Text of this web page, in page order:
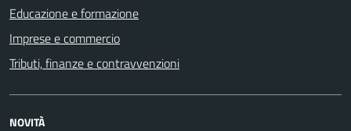
Educazione e formazione
Imprese e commercio
Tributi, finanze e contravvenzioni
NOVITÀ